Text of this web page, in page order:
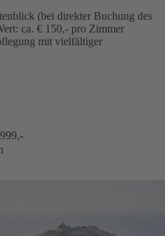
(bei direkter Buchung des
ca. € 150,- pro Zimmer
mit vielfältiger
999,-